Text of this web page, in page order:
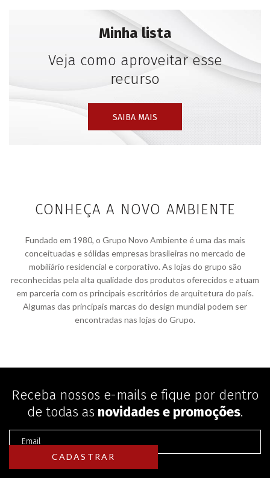
Minha lista
Veja como aproveitar esse
recurso
SAIBA MAIS
CONHEÇA A NOVO AMBIENTE
Fundado em 1980, o Grupo Novo Ambiente é uma das mais
conceituadas e sólidas empresas brasileiras no mercado de
mobiliário residencial e corporativo. As lojas do grupo são
reconhecidas pela alta qualidade dos produtos oferecidos e atuam
em parceria com os principais escritórios de arquitetura do país.
Algumas das principais marcas do design mundial podem ser
encontradas nas lojas do Grupo.
Receba nossos e-mails e fique por dentro
de todas as novidades e promoções.